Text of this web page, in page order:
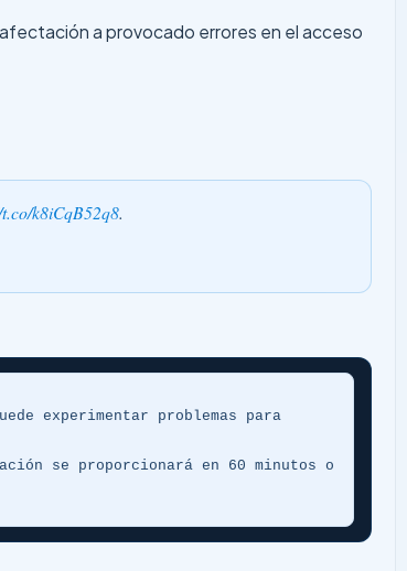
a provocado errores en el acceso
k8iCqB52q8.
experimentar problemas para
se proporcionará en 60 minutos o